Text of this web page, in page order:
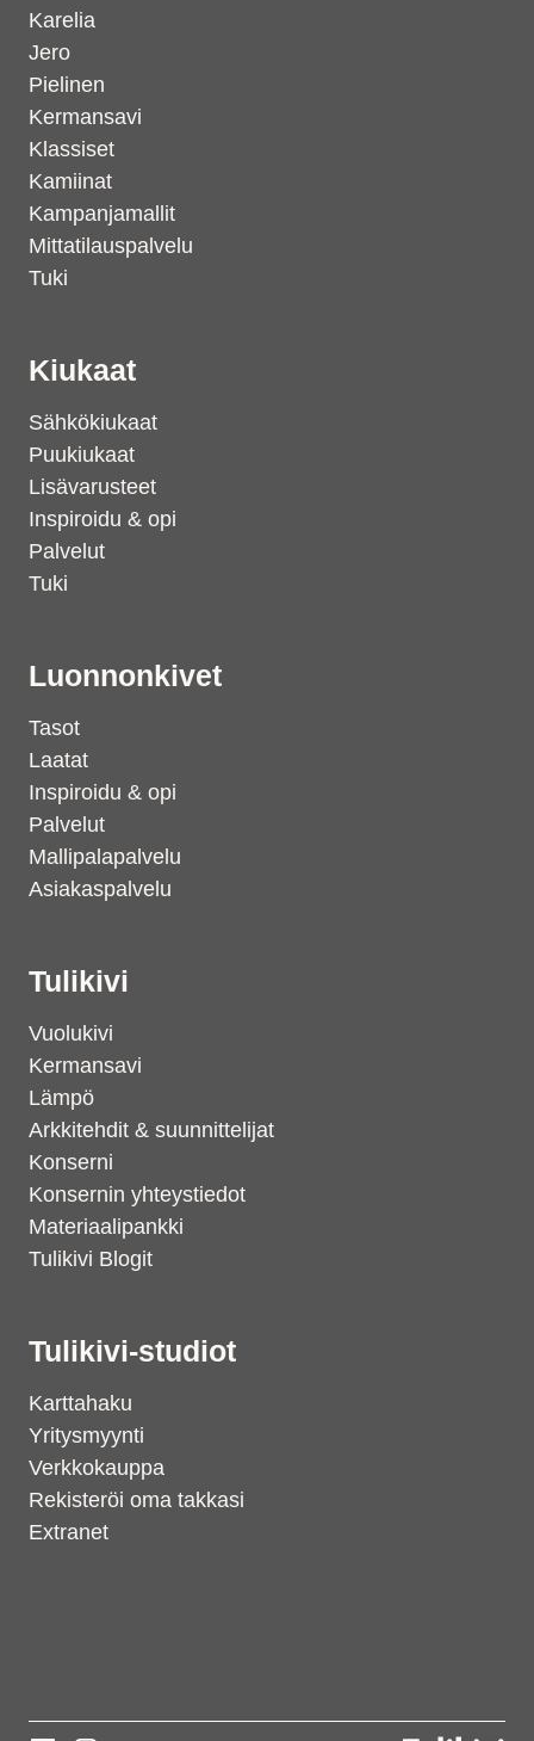
Karelia
Jero
Pielinen
Kermansavi
Klassiset
Kamiinat
Kampanjamallit
Mittatilauspalvelu
Tuki
Kiukaat
Sähkökiukaat
Puukiukaat
Lisävarusteet
Inspiroidu & opi
Palvelut
Tuki
Luonnonkivet
Tasot
Laatat
Inspiroidu & opi
Palvelut
Mallipalapalvelu
Asiakaspalvelu
Tulikivi
Vuolukivi
Kermansavi
Lämpö
Arkkitehdit & suunnittelijat
Konserni
Konsernin yhteystiedot
Materiaalipankki
Tulikivi Blogit
Tulikivi-studiot
Karttahaku
Yritysmyynti
Verkkokauppa
Rekisteröi oma takkasi
Extranet
today?